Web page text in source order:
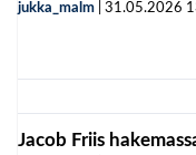
jukka_malm 31.05.2026
Jacob Friis